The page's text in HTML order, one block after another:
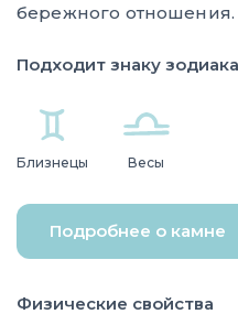
бережного отношения.
Подходит знаку
Близнецы Весы
Подробнее о камне
Физические свойства